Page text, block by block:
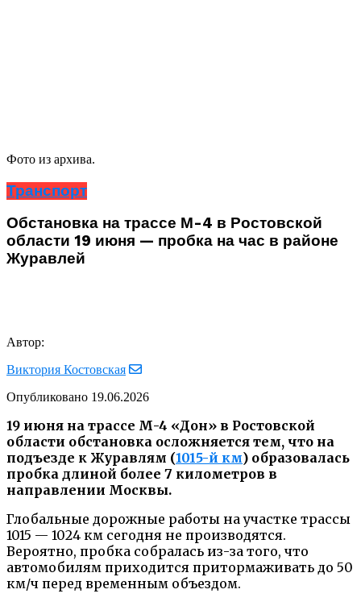
Фото из архива.
Транспорт
Обстановка на трассе М-4 в Ростовской
области 19 июня — пробка на час в районе
Журавлей
Автор:
Виктория Костовская
Опубликовано 19.06.2026
19 июня на трассе М-4 «Дон» в Ростовской
области обстановка осложняется тем, что на
подъезде к Журавлям (1015-й км) образовалась
пробка длиной более 7 километров в
направлении Москвы.
Глобальные дорожные работы на участке трассы
1015 — 1024 км сегодня не производятся.
Вероятно, пробка собралась из-за того, что
автомобилям приходится притормаживать до 50
км/ч перед временным объездом.